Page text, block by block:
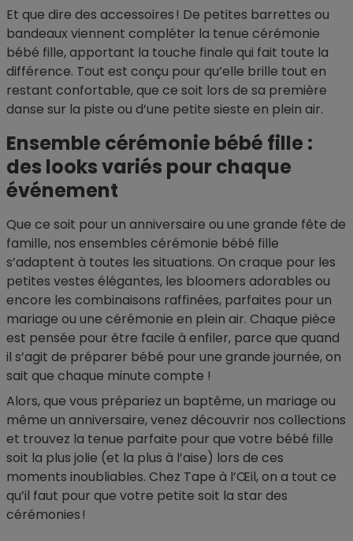
Et que dire des accessoires ! De petites barrettes ou
bandeaux viennent compléter la tenue cérémonie
bébé fille, apportant la touche finale qui fait toute la
différence. Tout est conçu pour qu’elle brille tout en
restant confortable, que ce soit lors de sa première
danse sur la piste ou d’une petite sieste en plein air.
Ensemble cérémonie bébé fille :
des looks variés pour chaque
événement
Que ce soit pour un anniversaire ou une grande fête de
famille, nos ensembles cérémonie bébé fille
s’adaptent à toutes les situations. On craque pour les
petites vestes élégantes, les bloomers adorables ou
encore les combinaisons raffinées, parfaites pour un
mariage ou une cérémonie en plein air. Chaque pièce
est pensée pour être facile à enfiler, parce que quand
il s’agit de préparer bébé pour une grande journée, on
sait que chaque minute compte !
Alors, que vous prépariez un baptême, un mariage ou
même un anniversaire, venez découvrir nos collections
et trouvez la tenue parfaite pour que votre bébé fille
soit la plus jolie (et la plus à l’aise) lors de ces
moments inoubliables. Chez Tape à l’Œil, on a tout ce
qu’il faut pour que votre petite soit la star des
cérémonies !